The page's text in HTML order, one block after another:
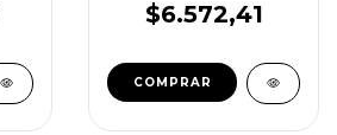
MARCA LAUR
$6.572,41